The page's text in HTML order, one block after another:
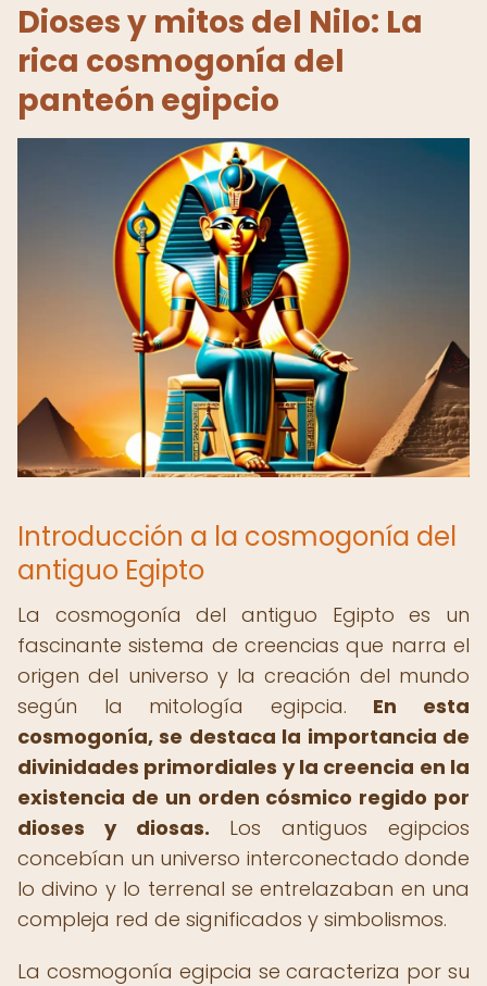
Dioses y mitos del Nilo: La
rica cosmogonía del
panteón egipcio
Introducción a la cosmogonía del
antiguo Egipto
La cosmogonía del antiguo Egipto es un
fascinante sistema de creencias que narra el
origen del universo y la creación del mundo
según la mitología egipcia. En esta
cosmogonía, se destaca la importancia de
divinidades primordiales y la creencia en la
existencia de un orden cósmico regido por
dioses y diosas. Los antiguos egipcios
concebían un universo interconectado donde
lo divino y lo terrenal se entrelazaban en una
compleja red de significados y simbolismos.
La cosmogonía egipcia se caracteriza por su